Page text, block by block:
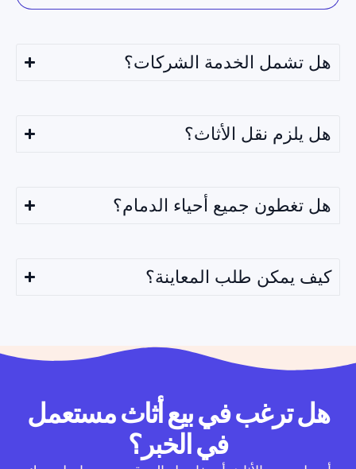
هل تشمل الخدمة الشركات؟
هل يلزم نقل الأثاث؟
هل تغطون جميع أحياء الدمام؟
كيف يمكن طلب المعاينة؟
هل ترغب في بيع أثاث مستعمل
في الخبر؟